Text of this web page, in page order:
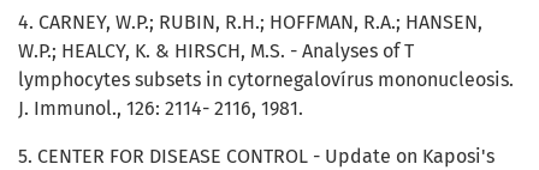
4. CARNEY, W.P.; RUBIN, R.H.; HOFFMAN, R.A.; HANSEN,
W.P.; HEALCY, K. & HIRSCH, M.S. - Analyses of T
lymphocytes subsets in cytornegalovírus mononucleosis.
J. Immunol., 126: 2114- 2116, 1981.
5. CENTER FOR DISEASE CONTROL - Update on Kaposi's